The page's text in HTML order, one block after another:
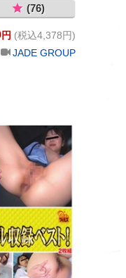
(76)
円 (税込4,378円)
JADE GROUP